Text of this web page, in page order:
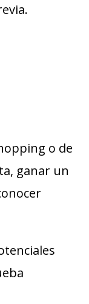
o de
ganar un